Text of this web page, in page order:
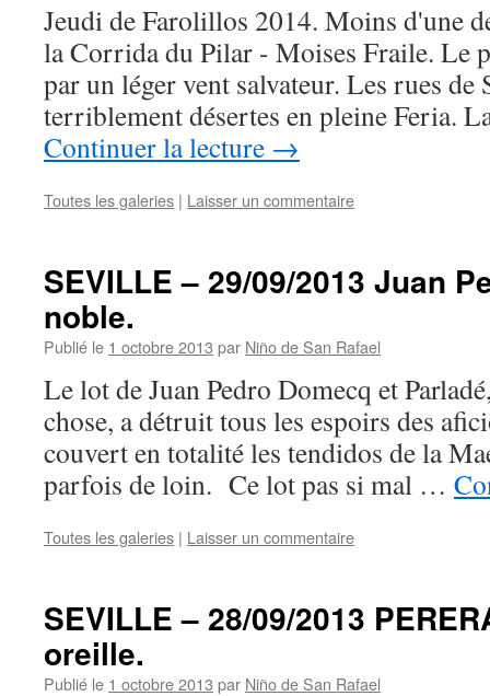
Jeudi de Farolillos 2014. Moins d'une
la Corrida du Pilar - Moises Fraile. Le
par un léger vent salvateur. Les rues de
terriblement désertes en pleine Feria.
Continuer la lecture →
Toutes les galeries | Laisser un commentaire
SEVILLE – 29/09/2013 Juan
noble.
Publié le 1 octobre 2013 par Niño de San Rafael
Le lot de Juan Pedro Domecq et
chose, a détruit tous les espoirs des
couvert en totalité les tendidos de la
parfois de loin. Ce lot pas si mal …
Toutes les galeries | Laisser un commentaire
SEVILLE – 28/09/2013
oreille.
Publié le 1 octobre 2013 par Niño de San Rafael